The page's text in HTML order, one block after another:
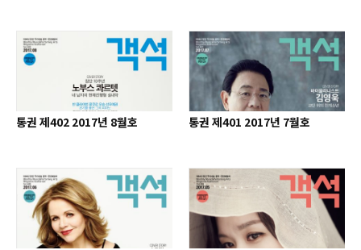
통권 제402 2017년 8월호 통권 제401 2017년 7월호